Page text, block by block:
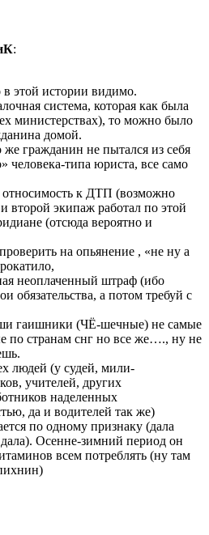
:
в этой истории видимо.
система, которая как была
министерствах), то можно было
домой.
же гражданин не пытался из себя
человека-типа юриста, все само
относимость к ДТП (возможно
второй экипаж работал по этой
(отсюда вероятно и
на опьянение , «не ну а
неоплаченный штраф (ибо
обязательства, а потом требуй с
гаишники (ЧЁ-шечные) не самые
по странам снг но все же…., ну не
людей (у судей, мили-
учителей, других
наделенных
да и водителей так же)
по одному признаку (дала
Осенне-зимний период он
всем потреблять (ну там